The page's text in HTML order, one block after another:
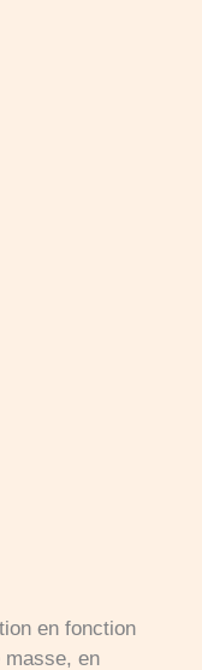
en fonction
masse, en